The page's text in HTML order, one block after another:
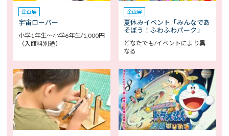
企画展
宇宙ローバー
小学1年生～小学6年生/1,000円
（入館料別途）
企画展
夏休みイベント「みんなであ
そぼう！ふわふわパーク」
どなたでも/イベントにより異
なる